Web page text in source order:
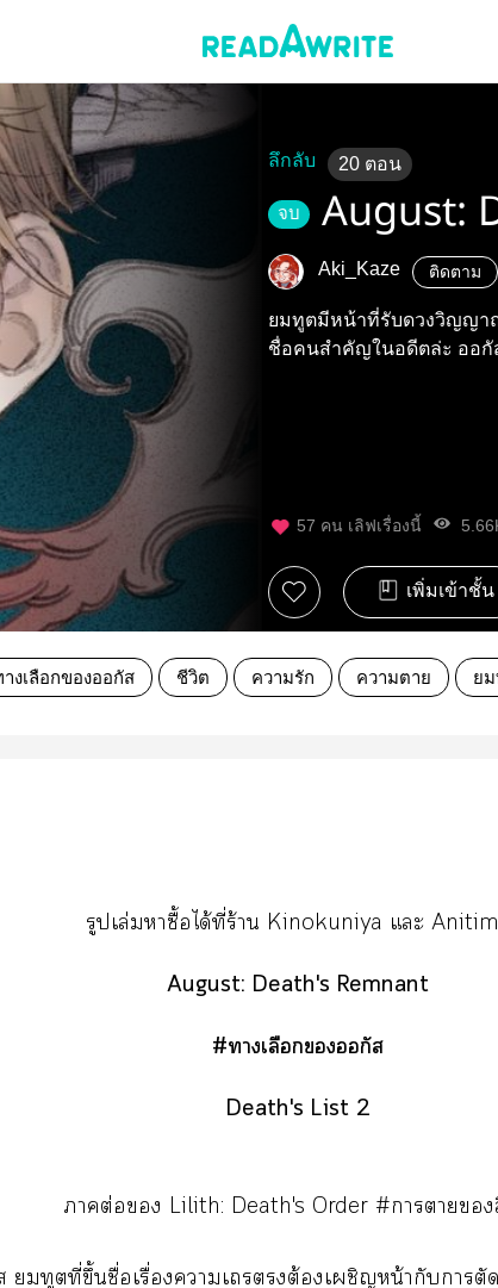
ลึกลับ 20 ตอน
จบ August:
Aki_Kaze ติดตาม
ยมทูตมีหน้าที่รับดวงวิญญา
ชื่อคนสำคัญในอดีตล่ะ ออกั
57 คน เลิฟเรื่องนี้
เพิ่มเข้าชั้น
งเลือกของออกัส ชีวิต ความรัก ความตาย ย
รูปเล่มาซื้อได้ที่ร้าน Kinokuniya แะ
August: Death's Remnant
#าเลือกออกัส
Death's List 2
าต่อ Lilith: Death's Order #าา
ยมทูตที่ขึ้นชื่อเรื่องาเต้องเผชิญหน้ากับาตั